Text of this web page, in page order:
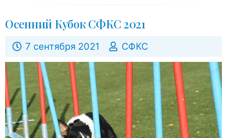
Осенний Кубок СФКС 2021
7 сентября 2021 СФКС